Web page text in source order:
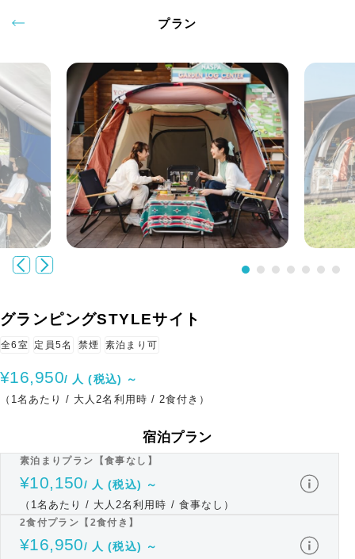
プラン
グランピングSTYLEサイト
全6室 定員5名 禁煙 素泊まり可
¥16,950/ 人 (税込) ～
（1名あたり / 大人2名利用時 / 2食付き）
宿泊プラン
素泊まりプラン【食事なし】
¥10,150/ 人 (税込) ～
（1名あたり / 大人2名利用時 / 食事なし）
2食付プラン【2食付き】
¥16,950/ 人 (税込) ～